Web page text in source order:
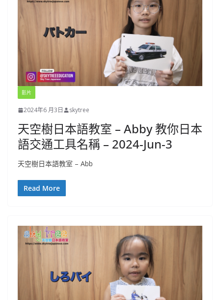
影片
2024年6 月3日 skytree
天空樹日本語教室 – Abby 教你日本
語交通工具名稱 – 2024-Jun-3
天空樹日本語教室 – Abb
Read More